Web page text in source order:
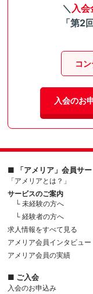
＼ 入
「第2
コ
入会のお
■ 「アメリア」会員サー
「アメリアとは？」
サービスのご案内
└ 未経験の方へ
└ 経験者の方へ
求人情報をすべて見る
アメリア会員インタビュー
アメリア会員の実績
■ ご入会
入会のお申込み